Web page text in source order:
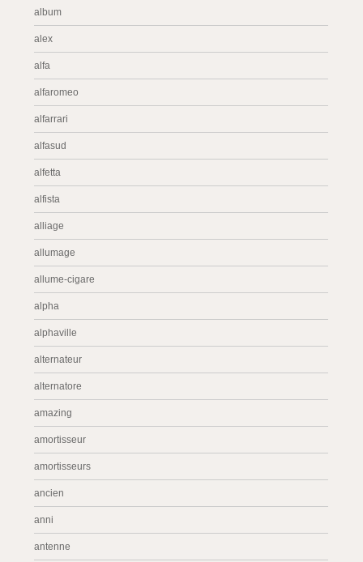
album
alex
alfa
alfaromeo
alfarrari
alfasud
alfetta
alfista
alliage
allumage
allume-cigare
alpha
alphaville
alternateur
alternatore
amazing
amortisseur
amortisseurs
ancien
anni
antenne